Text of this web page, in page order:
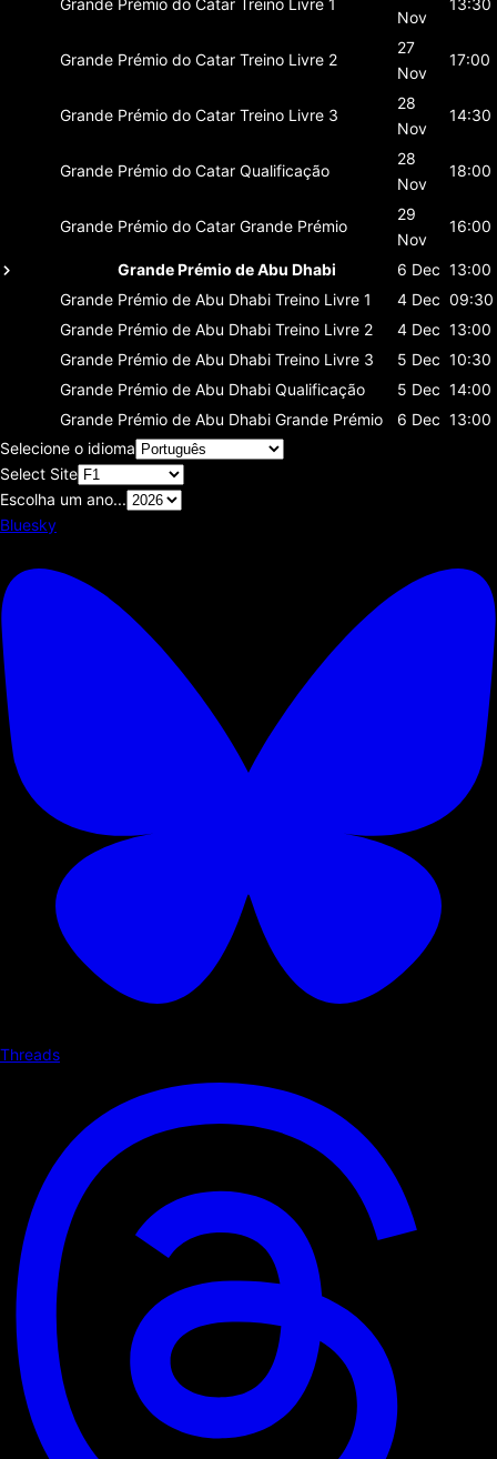
Nov
Grande Prémio do Catar Treino Livre 2
27
Nov
17:00
Grande Prémio do Catar Treino Livre 3
28
Nov
14:30
Grande Prémio do Catar Qualificação
28
Nov
18:00
Grande Prémio do Catar Grande Prémio
29
Nov
16:00
Grande Prémio de Abu Dhabi 6 Dec 13:00
Grande Prémio de Abu Dhabi Treino Livre 1 4 Dec 09:30
Grande Prémio de Abu Dhabi Treino Livre 2 4 Dec 13:00
Grande Prémio de Abu Dhabi Treino Livre 3 5 Dec 10:30
Grande Prémio de Abu Dhabi Qualificação 5 Dec 14:00
Grande Prémio de Abu Dhabi Grande Prémio 6 Dec 13:00
Selecione o idioma
Select Site
Escolha um ano...
Bluesky
Threads